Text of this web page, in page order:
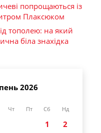
попрощаються із
Плаксюком
тополею: на який
біла знахідка
2026
Чт Пт Сб Нд
1
2